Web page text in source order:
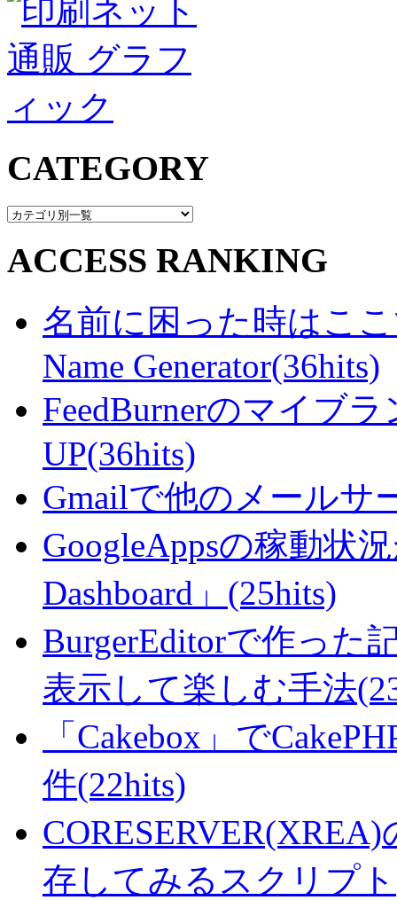
CATEGORY
ACCESS RANKING
名前に困った時はここ
Name Generator(36hits)
FeedBurnerのマイブ
UP(36hits)
Gmailで他のメールサ
GoogleAppsの稼動状
Dashboard」(25hits)
BurgerEditorで作った
表示して楽しむ手法
「Cakebox」で
件(22hits)
存してみるスクリプ